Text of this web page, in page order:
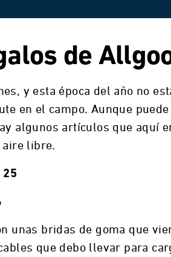
de
y esta época del año no
en el campo. Aunque
algunos artículos que aquí
aire libre.
25
unas bridas de goma que
que debo llevar para